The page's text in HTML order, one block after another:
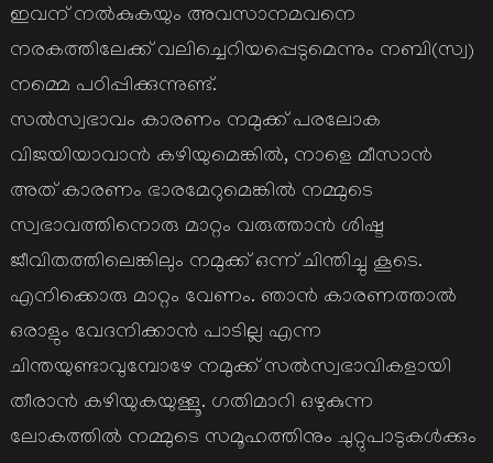
ഇവന് നല്‍കുകയും അവസാനമവനെ
നരകത്തിലേക്ക് വലിച്ചെറിയപ്പെടുമെന്നും നബി(സ്വ)
നമ്മെ പഠിപ്പിക്കുന്നുണ്ട്.
സല്‍സ്വഭാവം കാരണം നമുക്ക് പരലോക
വിജയിയാവാന്‍ കഴിയുമെങ്കില്‍, നാളെ മീസാന്‍
അത് കാരണം ഭാരമേറുമെങ്കില്‍ നമ്മുടെ
സ്വഭാവത്തിനൊരു മാറ്റം വരുത്താന്‍ ശിഷ്ട
ജീവിതത്തിലെങ്കിലും നമുക്ക് ഒന്ന് ചിന്തിച്ചു കൂടെ.
എനിക്കൊരു മാറ്റം വേണം. ഞാന്‍ കാരണത്താല്‍
ഒരാളും വേദനിക്കാന്‍ പാടില്ല എന്ന
ചിന്തയുണ്ടാവുമ്പോഴേ നമുക്ക് സല്‍സ്വഭാവികളായി
തീരാന്‍ കഴിയുകയുള്ളൂ. ഗതിമാറി ഒഴുകുന്ന
ലോകത്തില്‍ നമ്മുടെ സമൂഹത്തിനും ചുറ്റുപാടുകള്‍ക്കും